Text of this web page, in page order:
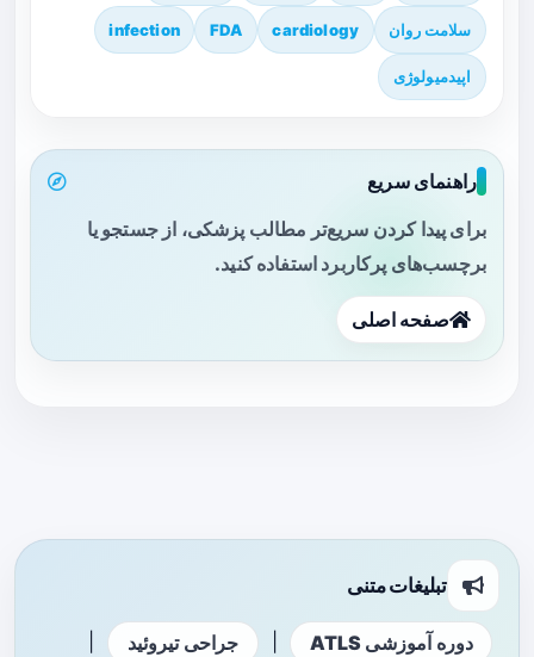
سلامت روان cardiology
FDA
infection
اپیدمیولوژی
راهنمای سریع
برای پیدا کردن سریع‌تر مطالب پزشکی، از جستجو یا
برچسب‌های پرکاربرد استفاده کنید.
صفحه اصلی
تبلیغات متنی
دوره آموزشی ATLS جراحی تیروئید